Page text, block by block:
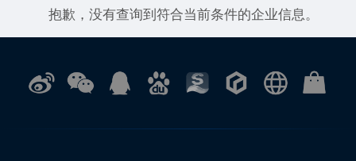
抱歉，没有查询到符合当前条件的企业信息。